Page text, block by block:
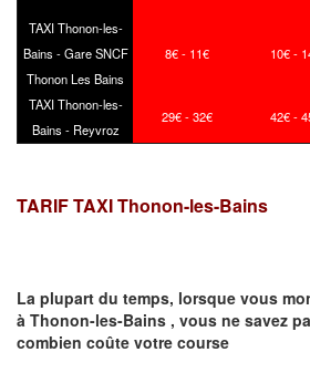
TAXI Thonon-les-
Bains - Gare SNCF
Thonon Les Bains
8€ - 11€ 10€ -
TAXI Thonon-les-
Bains - Reyvroz
29€ - 32€ 42€ -
TARIF TAXI Thonon-les-Bains
La plupart du temps, lorsque vous
à Thonon-les-Bains , vous ne savez
combien coûte votre course